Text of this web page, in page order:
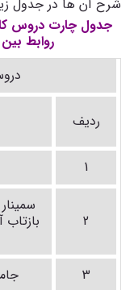
شرح آن ها در جدول
جدول چارت دروس
روابط
ردیف
1
2
3